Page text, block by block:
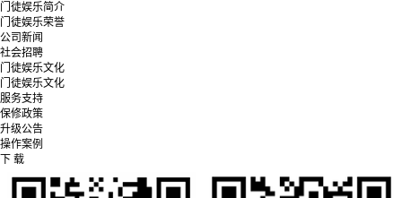
门徒娱乐简介
门徒娱乐荣誉
公司新闻
社会招聘
门徒娱乐文化
门徒娱乐文化
服务支持
保修政策
升级公告
操作案例
下 载